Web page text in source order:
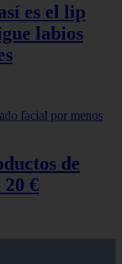
es el lip
labios
de
€